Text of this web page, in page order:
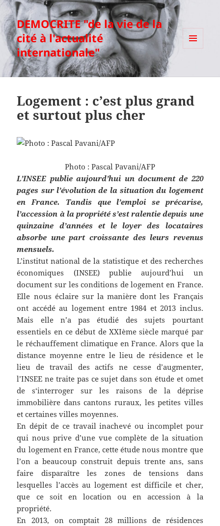
DEMOCRITE "de la vie de la
cité à l'actualité
internationale"
Logement : c’est plus grand
et surtout plus cher
Photo : Pascal Pavani/AFP
L’INSEE publie aujourd’hui un document de 220
pages sur l’évolution de la situation du logement
en France. Tandis que l’emploi se précarise,
l’accession à la propriété s’est ralentie depuis une
quinzaine d’années et le loyer des locataires
absorbe une part croissante des leurs revenus
mensuels.
L’institut national de la statistique et des recherches
économiques (INSEE) publie aujourd’hui un
document sur les conditions de logement en France.
Elle nous éclaire sur la manière dont les Français
ont accédé au logement entre 1984 et 2013 inclus.
Mais elle n’a pas étudié des sujets pourtant
essentiels en ce début de XXIème siècle marqué par
le réchauffement climatique en France. Alors que la
distance moyenne entre le lieu de résidence et le
lieu de travail des actifs ne cesse d’augmenter,
l’INSEE ne traite pas ce sujet dans son étude et omet
de s‘interroger sur les raisons de la déprise
immobilière dans cantons ruraux, les petites villes
et certaines villes moyennes.
En dépit de ce travail inachevé ou incomplet pour
qui nous prive d’une vue complète de la situation
du logement en France, cette étude nous montre que
l’on a beaucoup construit depuis trente ans, sans
faire disparaître les zones de tensions dans
lesquelles l’accès au logement est difficile et cher,
que ce soit en location ou en accession à la
propriété.
En 2013, on comptait 28 millions de résidences